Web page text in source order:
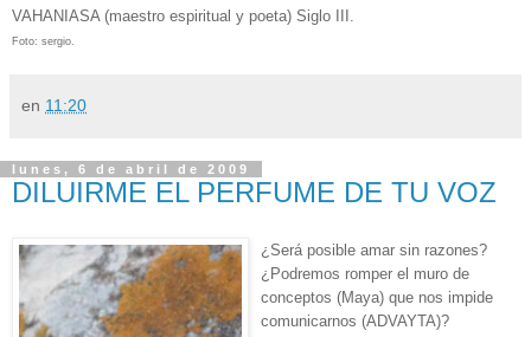
VAHANIASA (maestro espiritual y poeta) Siglo III.
Foto: sergio.
en 11:20
lunes, 6 de abril de 2009
DILUIRME EL PERFUME DE TU VOZ
¿Será posible amar sin razones?
¿Podremos romper el muro de
conceptos (Maya) que nos impide
comunicarnos (ADVAYTA)?